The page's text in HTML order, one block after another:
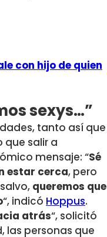
con hijo de quien
sexys…”
tanto así que
salir a
mensaje: “Sé
estar cerca, pero
queremos que
“, indicó Hoppus.
atrás“, solicitó
las personas que